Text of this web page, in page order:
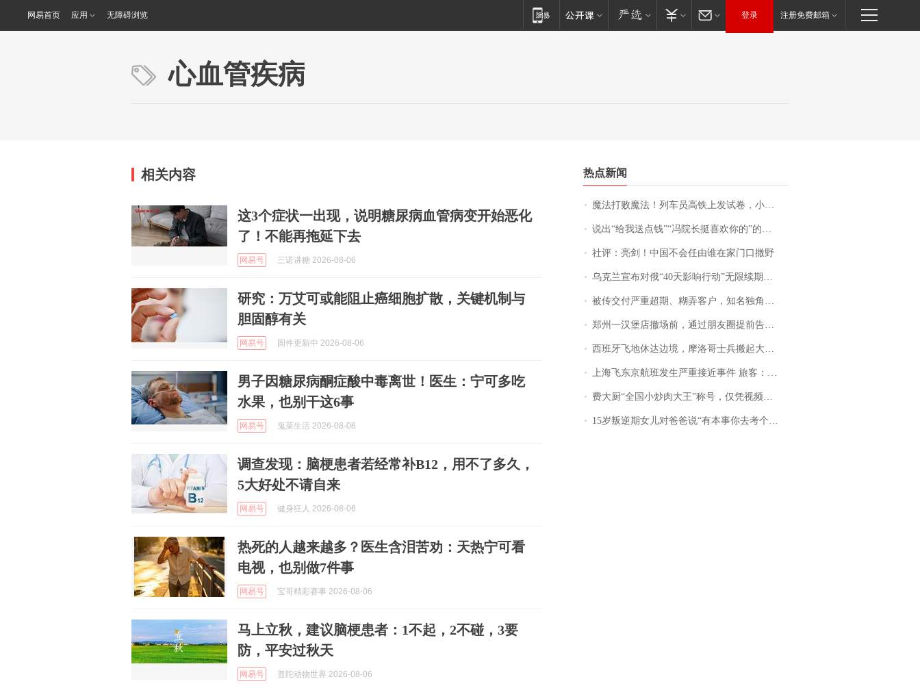
网易首页 应用 无障碍浏览 登录 注册免费邮箱
心血管疾病
相关内容
这3个症状一出现，说明糖尿病血管病变开始恶化
了！不能再拖延下去
网易号 三诺讲糖 2026-08-06
研究：万艾可或能阻止癌细胞扩散，关键机制与
胆固醇有关
网易号 固件更新中 2026-08-06
男子因糖尿病酮症酸中毒离世！医生：宁可多吃
水果，也别干这6事
网易号 鬼菜生活 2026-08-06
调查发现：脑梗患者若经常补B12，用不了多久，
5大好处不请自来
网易号 健身狂人 2026-08-06
热死的人越来越多？医生含泪苦劝：天热宁可看
电视，也别做7件事
网易号 宝哥精彩赛事 2026-08-06
马上立秋，建议脑梗患者：1不起，2不碰，3要
防，平安过秋天
网易号 普陀动物世界 2026-08-06
热点新闻
魔法打败魔法！列车员高铁上发试卷，小朋友一秒静音，12306回应：列车员个人行为，不是铁路规定
说出“给我送点钱”“冯院长挺喜欢你的”的执行局局长被停职，被骚扰的当事人还有问题待解决
社评：亮剑！中国不会任由谁在家门口撒野
乌克兰宣布对俄“40天影响行动”无限续期，7月两国对轰数据均创纪录
被传交付严重超期、糊弄客户，知名独角兽车企创始人回应：都没证据，将依法采取措施，“本人长期与美国交管局保持沟通，对方表示肯定”
郑州一汉堡店撤场前，通过朋友圈提前告知逐一退费，有顾客仅剩1元也全被退回，分文不少；顾客：言而有信，让人感动
西班牙飞地休达边境，摩洛哥士兵搬起大石块投向移民引争议，此前一天内数万人从摩洛哥涌入西班牙
上海飞东京航班发生严重接近事件 旅客：正常下降后突然拉升，下飞机时都不知险些撞机
费大厨“全国小炒肉大王”称号，仅凭视频评出？中国烹饪协会回应
15岁叛逆期女儿对爸爸说“有本事你去考个研究生”，44岁职场“老登”一战上岸“985”；父亲坦言拒绝空想，常年保持每月读6本书的习惯